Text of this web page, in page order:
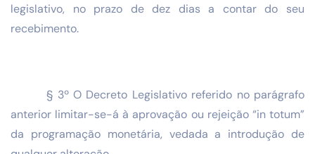
legislativo, no prazo de dez dias a contar do seu
recebimento.
§ 3º O Decreto Legislativo referido no parágrafo
anterior limitar-se-á à aprovação ou rejeição “in totum”
da programação monetária, vedada a introdução de